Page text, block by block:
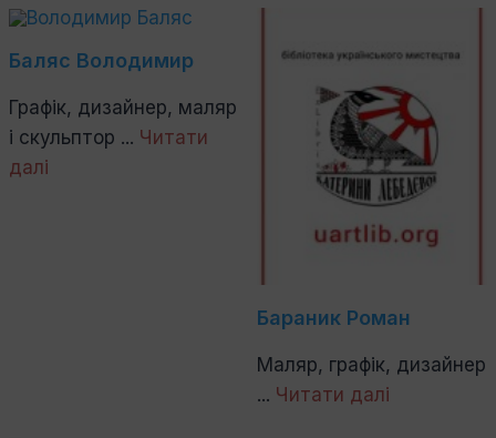
Баляс Володимир
Графік, дизайнер, маляр
і скульптор ... Читати
далі
Бараник Роман
Маляр, графік, дизай­нер
... Читати далі